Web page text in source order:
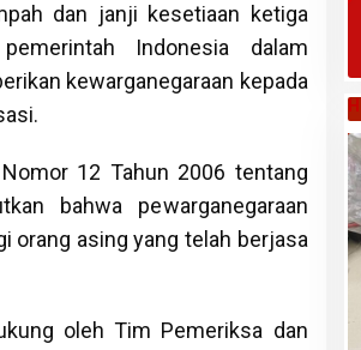
dan janji kesetiaan ketiga
Indonesia dalam
kewarganegaraan kepada
12 Tahun 2006 tentang
bahwa pewarganegaraan
orang asing yang telah berjasa
oleh Tim Pemeriksa dan